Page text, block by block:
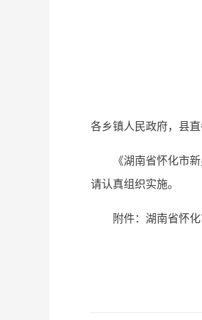
各乡镇人民政府，县直
《湖南省怀化市
请认真组织实施。
附件：湖南省怀